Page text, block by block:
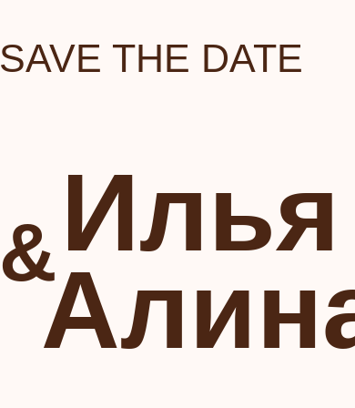
SAVE THE DATE
&Илья